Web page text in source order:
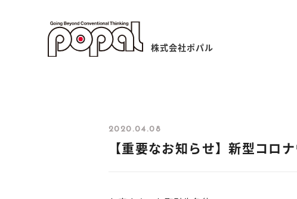
株式会社ポパル
2020.04.08
【重要なお知らせ】新型コロ